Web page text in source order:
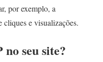
por exemplo, a
cliques e visualizações.
seu site?